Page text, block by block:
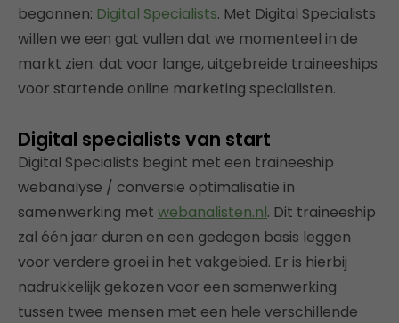
begonnen: Digital Specialists. Met Digital Specialists
willen we een gat vullen dat we momenteel in de
markt zien: dat voor lange, uitgebreide traineeships
voor startende online marketing specialisten.
Digital specialists van start
Digital Specialists begint met een traineeship
webanalyse / conversie optimalisatie in
samenwerking met webanalisten.nl. Dit traineeship
zal één jaar duren en een gedegen basis leggen
voor verdere groei in het vakgebied. Er is hierbij
nadrukkelijk gekozen voor een samenwerking
tussen twee mensen met een hele verschillende